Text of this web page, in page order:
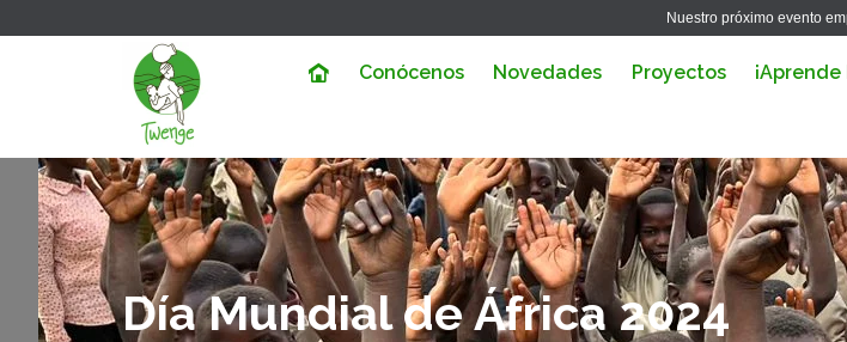
Nuestro próximo evento
Conócenos Novedades Proyectos
Día Mundial de África 2024